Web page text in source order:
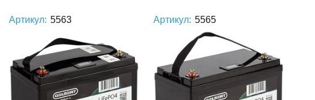
Артикул: 5563 Артикул: 5565